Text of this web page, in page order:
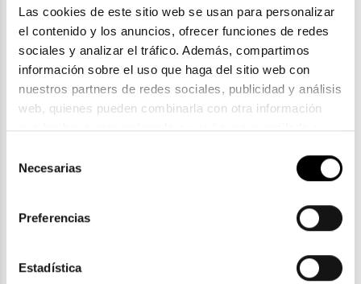
Las cookies de este sitio web se usan para personalizar
el contenido y los anuncios, ofrecer funciones de redes
sociales y analizar el tráfico. Además, compartimos
información sobre el uso que haga del sitio web con
nuestros partners de redes sociales, publicidad y análisis
web, quienes pueden combinarla con otra información
que les haya proporcionado o que hayan recopilado a
la política de privacidad en el siguiente
. Consulta
Necesarias
Preferencias
Estadística
PERSOL PO 3210S
2 colores